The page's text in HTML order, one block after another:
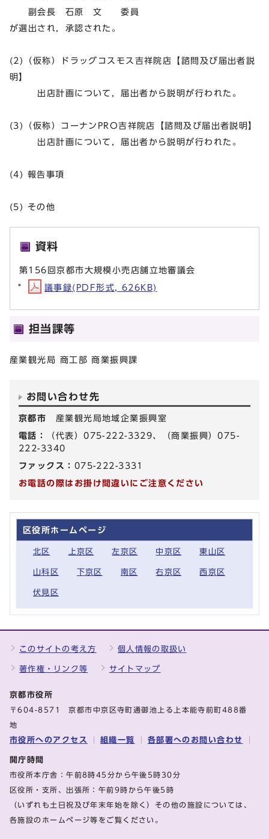
副会長 石原 文 委員
が選出され，承認された。
(2)（仮称）ドラッグコスモス吉祥院店【諮問及び届出者説
明】
出店計画について，届出者から説明が行われた。
(3)（仮称）コーナンPRO吉祥院店【諮問及び届出者説明】
出店計画について，届出者から説明が行われた。
(4) 報告事項
(5) その他
資料
第156回京都市大規模小売店舗立地審議会
議事録(PDF形式, 626KB)
担当課等
産業観光局 商工部 商業振興課
お問い合わせ先
京都市 産業観光局地域企業振興室
電話：
（代表）075-222-3329、（商業振興）075-
222-3340
ファックス： 075-222-3331
お電話の際はお掛け間違いにご注意ください
区役所ホームページ
北区 上京区 左京区 中京区 東山区
山科区 下京区 南区 右京区 西京区
伏見区
このサイトの考え方 個人情報の取扱い
著作権・リンク等 サイトマップ
京都市役所
〒604-8571 京都市中京区寺町通御池上る上本能寺前町488番
地
市役所へのアクセス 組織一覧 各部署へのお問い合わせ
開庁時間
市役所本庁舎：午前8時45分から午後5時30分
区役所・支所、出張所：午前9時から午後5時
（いずれも土日祝及び年末年始を除く）その他の施設については、
各施設のホームページ等をご覧ください。